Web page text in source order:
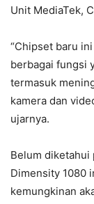
Unit MediaTek,
“Chipset baru
berbagai fungsi
termasuk
kamera dan
ujarnya.
Belum diketahui
Dimensity 1080
kemungkinan